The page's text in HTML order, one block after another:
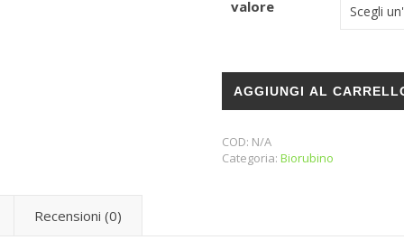
valore
AGGIUNGI AL
COD: N/A
Categoria: Biorubino
Recensioni (0)